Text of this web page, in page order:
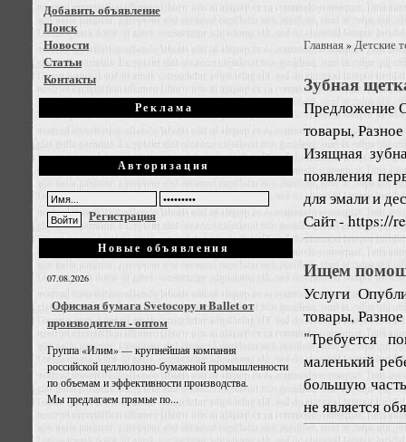
Добавить объявление
Поиск
Новости
Статьи
Контакты
Реклама
Авторизация
Регистрация
Новые объявления
07.08.2026
Офисная бумага Svetocopy и Ballet от
производителя - оптом
Группа «Илим» — крупнейшая компания
российской целлюлозно-бумажной промышленности
по объемам и эффективности производства.
Мы предлагаем прямые по...
Главная»Детские
Зубная
Предложение
товары, Разное
Изящная
появления
для эмали и
Сайт - https://
Ищем
Услуги
товары, Разное
"Требуется
маленький
большую
не является